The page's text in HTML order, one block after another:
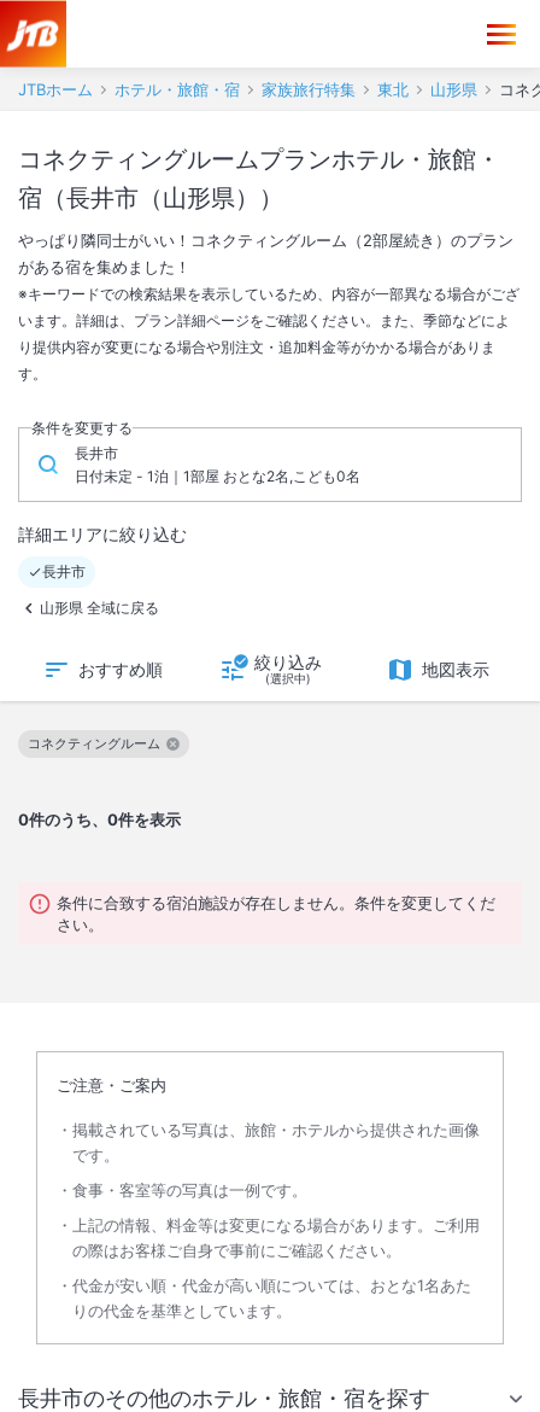
JTBホーム ホテル・旅館・宿 家族旅行特集 東北 山形県 コネ
コネクティングルームプランホテル・旅館・
宿（長井市（山形県））
やっぱり隣同士がいい！コネクティングルーム（2部屋続き）のプラン
がある宿を集めました！
※キーワードでの検索結果を表示しているため、内容が一部異なる場合がござ
います。詳細は、プラン詳細ページをご確認ください。また、季節などによ
り提供内容が変更になる場合や別注文・追加料金等がかかる場合がありま
す。
条件を変更する
長井市
日付未定 - 1泊｜1部屋 おとな2名,こども0名
詳細エリアに絞り込む
長井市
山形県 全域に戻る
おすすめ順 絞り込み
(選択中) 地図表示
0件のうち、0件を表示
コネクティングルーム
この絞り込み条件を解除
条件に合致する宿泊施設が存在しません。条件を変更してくだ
さい。
ご注意・ご案内
掲載されている写真は、旅館・ホテルから提供された画像
です。
食事・客室等の写真は一例です。
上記の情報、料金等は変更になる場合があります。ご利用
の際はお客様ご自身で事前にご確認ください。
代金が安い順・代金が高い順については、おとな1名あた
りの代金を基準としています。
長井市のその他のホテル・旅館・宿を探す